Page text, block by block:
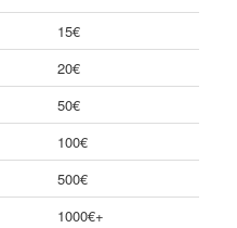
15€
20€
50€
100€
500€
1000€+